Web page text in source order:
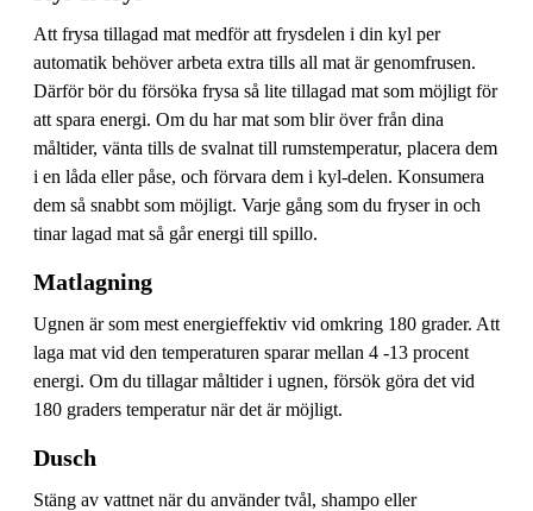
Att frysa tillagad mat medför att frysdelen i din kyl per
automatik behöver arbeta extra tills all mat är genomfrusen.
Därför bör du försöka frysa så lite tillagad mat som möjligt för
att spara energi. Om du har mat som blir över från dina
måltider, vänta tills de svalnat till rumstemperatur, placera dem
i en låda eller påse, och förvara dem i kyl-delen. Konsumera
dem så snabbt som möjligt. Varje gång som du fryser in och
tinar lagad mat så går energi till spillo.
Matlagning
Ugnen är som mest energieffektiv vid omkring 180 grader. Att
laga mat vid den temperaturen sparar mellan 4 -13 procent
energi. Om du tillagar måltider i ugnen, försök göra det vid
180 graders temperatur när det är möjligt.
Dusch
Stäng av vattnet när du använder tvål, shampo eller